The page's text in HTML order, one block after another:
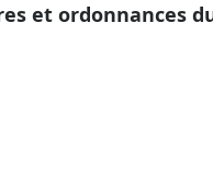
et ordonnances